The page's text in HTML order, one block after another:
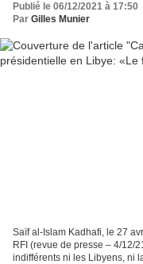
Publié le 06/12/2021 à 17:50
Par Gilles Munier
Saïf al-Islam Kadhafi, le 27
RFI (revue de presse – 4/12/
indifférents ni les Libyens, ni